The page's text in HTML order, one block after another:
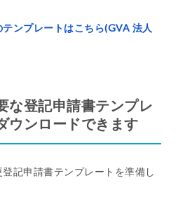
ンプレートはこちら(GVA 法人
な登記申請書テンプレ
ウンロードできます
記申請書テンプレートを準備し